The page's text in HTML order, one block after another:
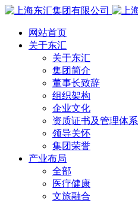
网站首页
关于东汇
关于东汇
集团简介
董事长致辞
组织架构
企业文化
资质证书及管理体系
领导关怀
集团荣誉
产业布局
全部
医疗健康
文旅融合